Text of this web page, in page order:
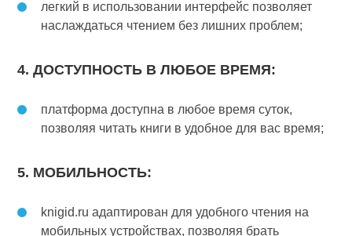
легкий в использовании интерфейс позволяет
наслаждаться чтением без лишних проблем;
4. ДОСТУПНОСТЬ В ЛЮБОЕ ВРЕМЯ:
платформа доступна в любое время суток,
позволяя читать книги в удобное для вас время;
5. МОБИЛЬНОСТЬ:
knigid.ru адаптирован для удобного чтения на
мобильных устройствах, позволяя брать